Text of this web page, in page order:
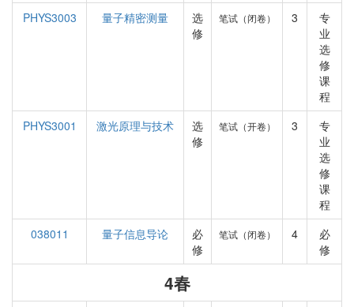
PHYS3003
量子精密测量
选
修
笔试（闭卷） 3
专
业
选
修
课
程
PHYS3001
激光原理与技术
选
修
笔试（开卷） 3
专
业
选
修
课
程
038011
量子信息导论
必
修
笔试（闭卷） 4
必
修
4春